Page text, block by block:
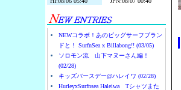
NEWコラボ！あのビッグサーフブラン
ドと！ SurfnSea x Billabong!! (03/05)
ソロモン流 山下マヌーさん編！
(02/28)
キッズバースデー@ハレイワ (02/28)
HurleyxSurfnsea Haleiwa Tシャツまた